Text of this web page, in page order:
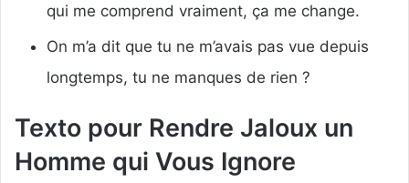
qui me comprend vraiment, ça me change.
On m’a dit que tu ne m’avais pas vue depuis
longtemps, tu ne manques de rien ?
Texto pour Rendre Jaloux un
Homme qui Vous Ignore